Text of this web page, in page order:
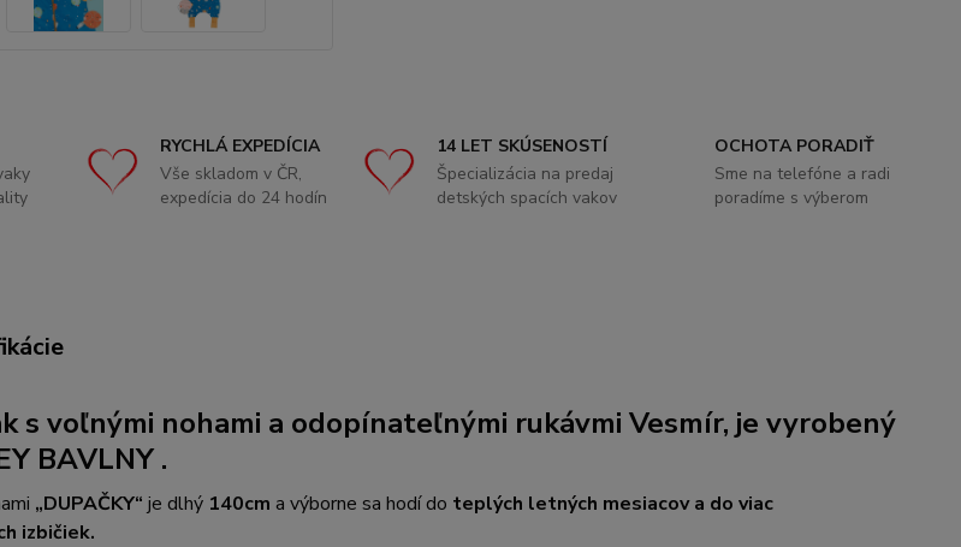
RYCHLÁ EXPEDÍCIA
Vše skladom v ČR,
expedícia do 24 hodín
14 LET SKÚSENOSTÍ
Špecializácia na predaj
detských spacích vakov
OCHOTA PORADIŤ
Sme na telefóne a radi
poradíme s výberom
s voľnými nohami a odopínateľnými rukávmi Vesmír, je vyrobený
BAVLNY .
„DUPAČKY“ je dlhý 140cm a výborne sa hodí do teplých letných mesiacov a do viac
izbičiek.